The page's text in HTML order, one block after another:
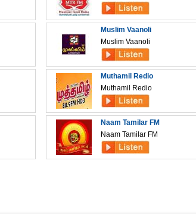
Muslim Vaanoli
Muslim Vaanoli
Muthamil Redio
Muthamil Redio
Naam Tamilar FM
Naam Tamilar FM